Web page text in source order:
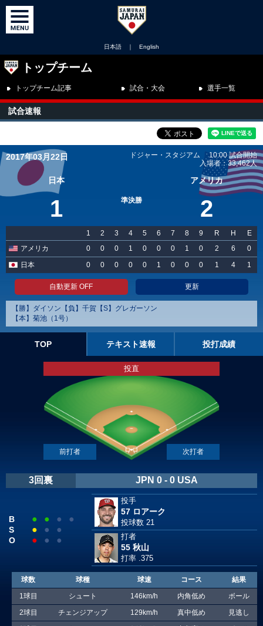
日本語 ｜ English
トップチーム
トップチーム記事 試合・大会 選手一覧
試合速報
2017年03月22日
ドジャー・スタジアム 10:00 試合開始
入場者：33,462人
日本
1 準決勝
アメリカ
2
1 2 3 4 5 6 7 8 9 R H
E
アメリカ
0 0 0 1 0 0 0 1 0 2 6
0
日本
0 0 0 0 0 1 0 0 0 1 4 1
自動更新 OFF 更新
【勝】ダイソン【負】千賀【S】グレガーソン
【本】菊池（1号）
TOP テキスト速報 投打成績